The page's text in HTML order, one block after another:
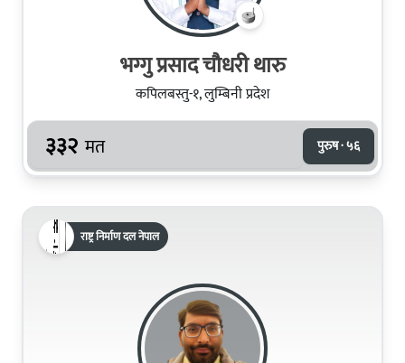
भग्गु प्रसाद चौधरी थारु
कपिलबस्तु-१, लुम्बिनी प्रदेश
३३२ मत पुरुष · ५६
राष्ट्र निर्माण दल नेपाल